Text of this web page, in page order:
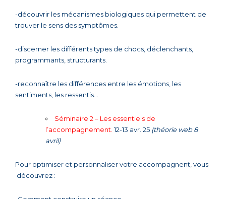
-découvrir les mécanismes biologiques qui permettent de
trouver le sens des symptômes.
-discerner les différents types de chocs, déclenchants,
programmants, structurants.
-reconnaître les différences entre les émotions, les
sentiments, les ressentis…
Séminaire 2 – Les essentiels de
l’accompagnement.12-13 avr. 25 (théorie web 8
avril)
Pour optimiser et personnaliser votre accompagnent, vous
découvrez :